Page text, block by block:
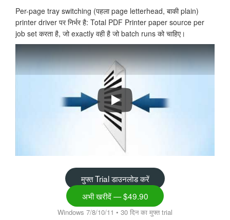
Per-page tray switching (पहला page letterhead, बाकी plain)
printer driver पर निर्भर है: Total PDF Printer paper source per
job set करता है, जो exactly वही है जो batch runs को चाहिए।
Total PDF Printer से PDF files batch
मुफ्त Trial डाउनलोड करें
अभी खरीदें — $49.90
Windows 7/8/10/11 • 30 दिन का मुफ्त trial